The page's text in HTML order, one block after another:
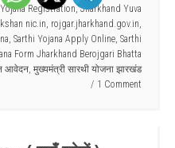
Registration,Jharkhand Yuva
nic.in, rojgar.jharkhand.gov.in,
, Sarthi Yojana Apply Online, Sarthi
Form Jharkhand Berojgari Bhatta
आवेदन, मुख्यमंत्री सारथी योजना झारखंड
1 Comment